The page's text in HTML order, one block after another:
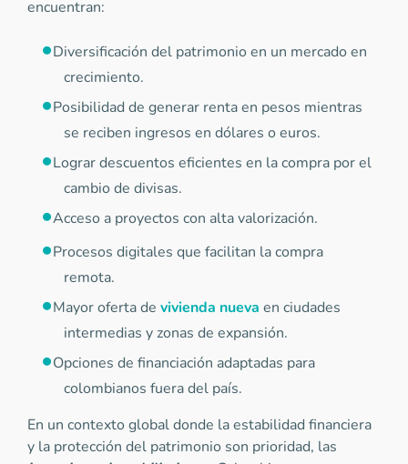
encuentran:
Diversificación del patrimonio en un mercado en
crecimiento.
Posibilidad de generar renta en pesos mientras
se reciben ingresos en dólares o euros.
Lograr descuentos eficientes en la compra por el
cambio de divisas.
Acceso a proyectos con alta valorización.
Procesos digitales que facilitan la compra
remota.
Mayor oferta de vivienda nueva en ciudades
intermedias y zonas de expansión.
Opciones de financiación adaptadas para
colombianos fuera del país.
En un contexto global donde la estabilidad financiera
y la protección del patrimonio son prioridad, las